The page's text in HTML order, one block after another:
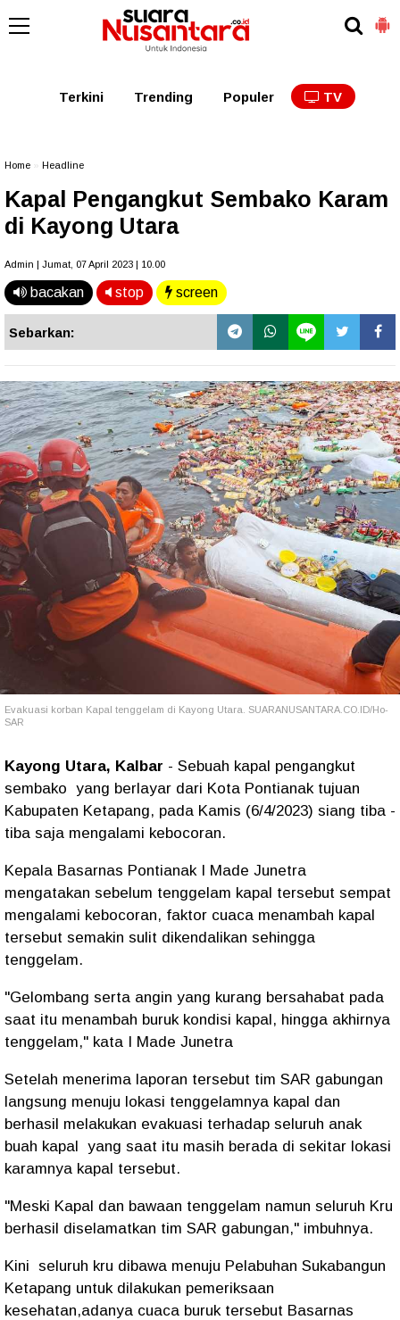
Kalbar Kalteng
Terkini Trending Populer TV
Home Headline
Kapal Pengangkut Sembako Karam
di Kayong Utara
Admin | Jumat, 07 April 2023 | 10.00
bacakan stop screen
Sebarkan:
Evakuasi korban Kapal tenggelam di Kayong Utara. SUARANUSANTARA.CO.ID/Ho-
SAR
Kayong Utara, Kalbar - Sebuah kapal pengangkut
sembako yang berlayar dari Kota Pontianak tujuan
Kabupaten Ketapang, pada Kamis (6/4/2023) siang tiba -
tiba saja mengalami kebocoran.
Kepala Basarnas Pontianak I Made Junetra
mengatakan sebelum tenggelam kapal tersebut sempat
mengalami kebocoran, faktor cuaca menambah kapal
tersebut semakin sulit dikendalikan sehingga
tenggelam.
"Gelombang serta angin yang kurang bersahabat pada
saat itu menambah buruk kondisi kapal, hingga akhirnya
tenggelam," kata I Made Junetra
Setelah menerima laporan tersebut tim SAR gabungan
langsung menuju lokasi tenggelamnya kapal dan
berhasil melakukan evakuasi terhadap seluruh anak
buah kapal yang saat itu masih berada di sekitar lokasi
karamnya kapal tersebut.
"Meski Kapal dan bawaan tenggelam namun seluruh Kru
berhasil diselamatkan tim SAR gabungan," imbuhnya.
Kini seluruh kru dibawa menuju Pelabuhan Sukabangun
Ketapang untuk dilakukan pemeriksaan
kesehatan,adanya cuaca buruk tersebut Basarnas